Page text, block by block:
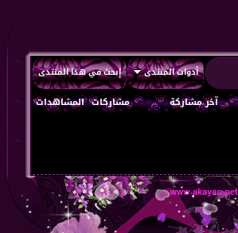
أدوات المنتدى إبحث في هذا المنتدى
آخر مشاركة مشاركات المشاهدات